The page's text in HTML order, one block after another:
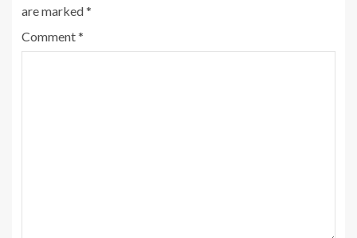
are marked*
Comment*